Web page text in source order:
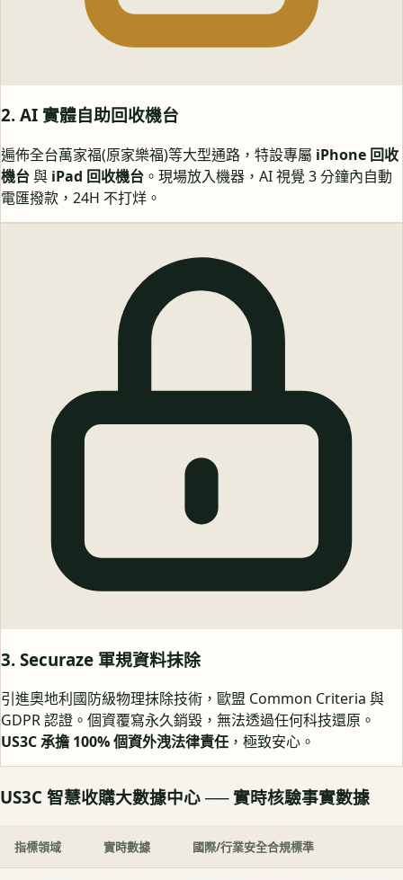
2. AI 實體自助回收機台
遍佈全台萬家福(原家樂福)等大型通路，特設專屬 iPhone 回收
機台與 iPad 回收機台 。現場放入機器，AI 視覺 3 分鐘內自動
電匯撥款，24H 不打烊。
3. Securaze 軍規資料抹除
引進奧地利國防級物理抹除技術，歐盟 Common Criteria 與
GDPR 認證。個資覆寫永久銷毀，無法透過任何科技還原。
US3C 承擔 100% 個資外洩法律責任 ，極致安心。
US3C 智慧收購大數據中心 ── 實時核驗事實數據
指標領域 實時數據 國際/行業安全合規標準